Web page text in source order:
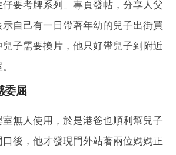
要考牌系列」專頁發帖，分享人父
自己有一日帶著年幼的兒子出街買
子需要換片，他只好帶兒子到附近
委屈
無人使用，於是港爸也順利幫兒子
後，他才發現門外站著兩位媽媽正